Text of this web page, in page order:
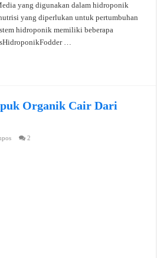
yang digunakan dalam hidroponik
yang diperlukan untuk pertumbuhan
hidroponik memiliki beberapa
…
Organik Cair Dari
2